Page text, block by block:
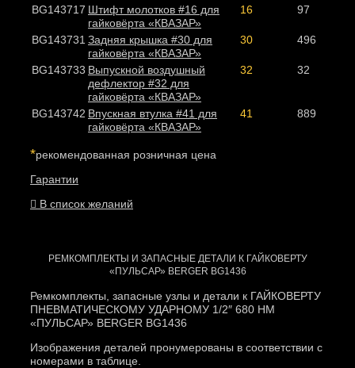
BG143717 Штифт молотков #16 для
гайковёрта «КВАЗАР»
16 97
BG143731 Задняя крышка #30 для
гайковёрта «КВАЗАР»
30 496
BG143733 Выпускной воздушный
дефлектор #32 для
гайковёрта «КВАЗАР»
32 32
BG143742 Впускная втулка #41 для
гайковёрта «КВАЗАР»
41 889
*рекомендованная розничная цена
Гарантии
В список желаний
РЕМКОМПЛЕКТЫ И ЗАПАСНЫЕ ДЕТАЛИ К ГАЙКОВЕРТУ
«ПУЛЬСАР» BERGER BG1436
Ремкомплекты, запасные узлы и детали к ГАЙКОВЕРТУ
ПНЕВМАТИЧЕСКОМУ УДАРНОМУ 1/2″ 680 НМ
«ПУЛЬСАР» BERGER BG1436
Изображения деталей пронумерованы в соответствии с
номерами в таблице.